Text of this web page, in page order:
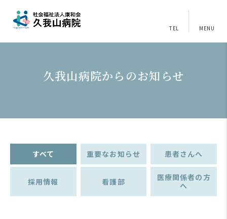
TEL MENU
久我山病院からのお知らせ
すべて 重要なお知らせ 患者さんへ
採用情報 看護部
医療関係者の方
へ